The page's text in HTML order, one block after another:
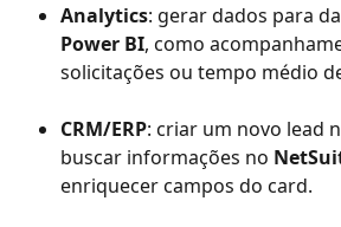
Analytics: gerar dados para
Power BI, como
solicitações ou tempo médio
CRM/ERP: criar um novo lead
buscar informações no
enriquecer campos do card.